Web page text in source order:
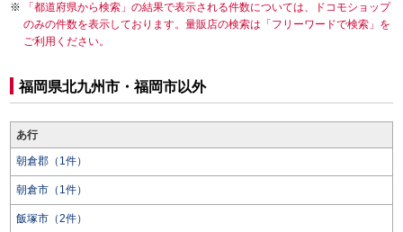
「都道府県から検索」の結果で表示される件数については、ドコモショップ
のみの件数を表示しております。量販店の検索は「フリーワードで検索」を
ご利用ください。
福岡県北九州市・福岡市以外
あ行
朝倉郡（1件）
朝倉市（1件）
飯塚市（2件）